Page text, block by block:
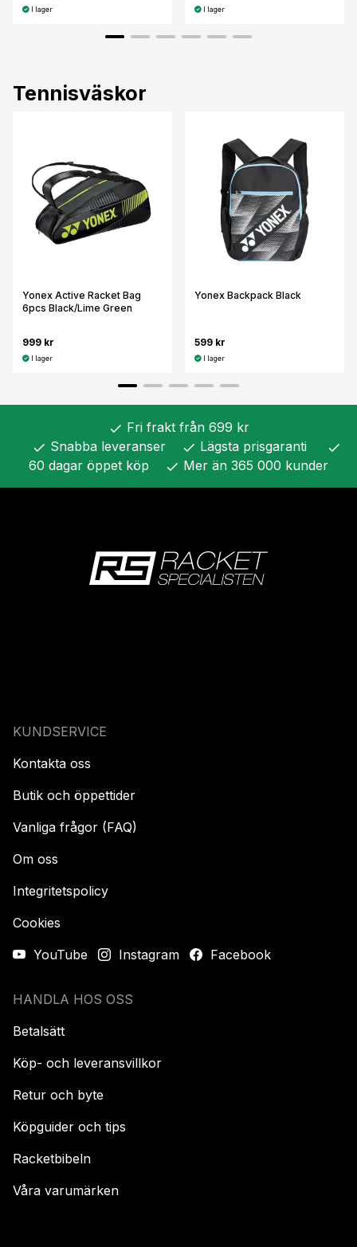
I lager I lager
Tennisväskor
Yonex Active Racket Bag
6pcs Black/Lime Green
999 kr
I lager
Yonex Backpack Black
599 kr
I lager
check Fri frakt från 699 kr
check Snabba leveranser check Lägsta prisgaranti check
60 dagar öppet köp check Mer än 365 000 kunder
KUNDSERVICE
Kontakta oss
Butik och öppettider
Vanliga frågor (FAQ)
Om oss
Integritetspolicy
Cookies
YouTube
Instagram Facebook
HANDLA HOS OSS
Betalsätt
Köp- och leveransvillkor
Retur och byte
Köpguider och tips
Racketbibeln
Våra varumärken